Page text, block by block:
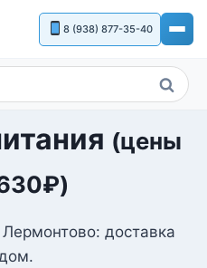
8 (938) 877-35-40
Поиск
(цены
₽)
доставка